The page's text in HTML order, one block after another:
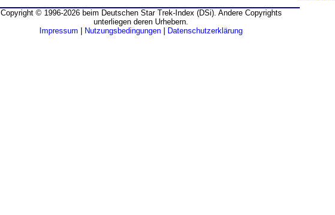
Copyright © 1996-2026 beim Deutschen Star Trek-Index (DSi). Andere Copyrights
unterliegen deren Urhebern.
Impressum
Nutzungsbedingungen Datenschutzerklärung